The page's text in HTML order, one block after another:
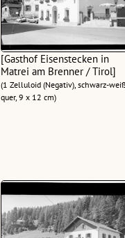
[Gasthof Eisenstecken in
Matrei am Brenner / Tirol]
(1 Zelluloid (Negativ), schwarz-
quer, 9 x 12 cm)